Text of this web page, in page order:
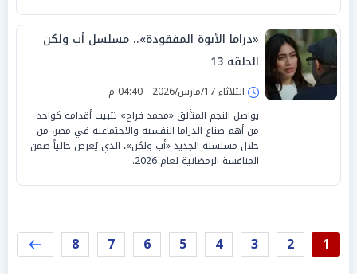
«دراما الأبوة المفقودة».. مسلسل أب ولكن
الحلقة 13
الثلاثاء 17/مارس/2026 - 04:40 م
يواصل النجم المتألق «محمد فراج» تثبيت أقدامه كواحد
من أهم صناع الدراما النفسية والاجتماعية في مصر، من
خلال مسلسله الجديد «أب ولكن»، الذي يُعرض حالياً ضمن
المنافسة الرمضانية لعام 2026.
1
2
3
4
5
6
7
8